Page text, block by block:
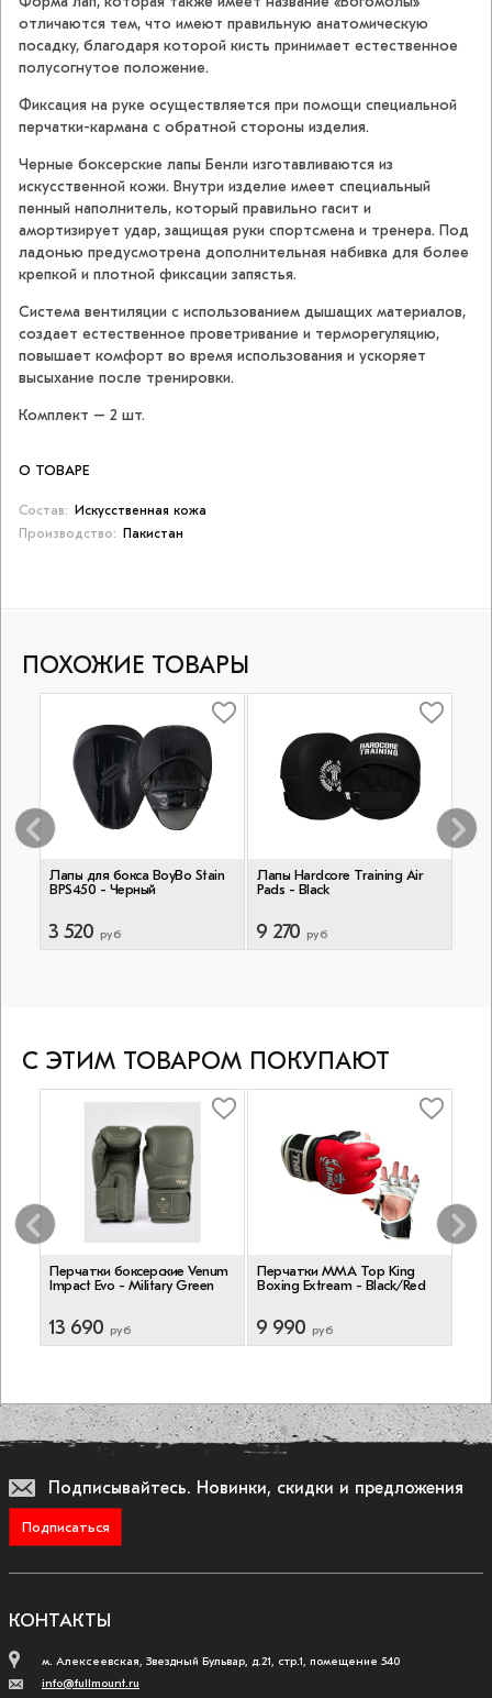
отличаются тем, что имеют правильную анатомическую
посадку, благодаря которой кисть принимает естественное
полусогнутое положение.
Фиксация на руке осуществляется при помощи специальной
перчатки-кармана с обратной стороны изделия.
Черные боксерские лапы Бенли изготавливаются из
искусственной кожи. Внутри изделие имеет специальный
пенный наполнитель, который правильно гасит и
амортизирует удар, защищая руки спортсмена и тренера. Под
ладонью предусмотрена дополнительная набивка для более
крепкой и плотной фиксации запястья.
Система вентиляции с использованием дышащих материалов,
создает естественное проветривание и терморегуляцию,
повышает комфорт во время использования и ускоряет
высыхание после тренировки.
Комплект – 2 шт.
О ТОВАРЕ
Состав: Искусственная кожа
Производство: Пакистан
ПОХОЖИЕ ТОВАРЫ
Лапы для бокса BoyBo Stain
BPS450 - Черный
3 520 руб
Лапы Hardcore Training Air
Pads - Black
9 270 руб
С ЭТИМ ТОВАРОМ ПОКУПАЮТ
Перчатки боксерские Venum
Impact Evo - Military Green
13 690 руб
Перчатки MMA Top King
Boxing Extream - Black/Red
9 990 руб
Подписывайтесь. Новинки, скидки и предложения
Подписаться
КОНТАКТЫ
м. Алексеевская, Звездный Бульвар, д.21, стр.1, помещение 540
info@fullmount.ru